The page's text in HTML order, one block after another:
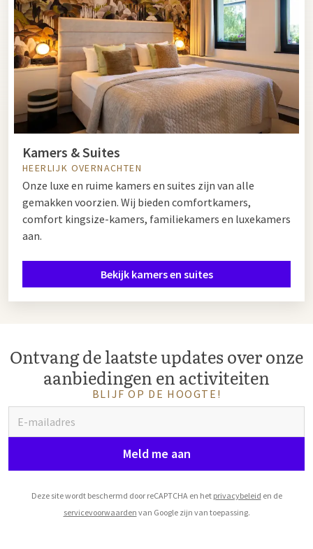
Kamers & Suites
HEERLIJK OVERNACHTEN
Onze luxe en ruime kamers en suites zijn van alle
gemakken voorzien. Wij bieden comfortkamers,
comfort kingsize-kamers, familiekamers en luxekamers
aan.
Bekijk kamers en suites
Ontvang de laatste updates over onze
aanbiedingen en activiteiten
BLIJF OP DE HOOGTE!
Meld me aan
Deze site wordt beschermd door reCAPTCHA en het privacybeleid en de
servicevoorwaarden van Google zijn van toepassing.